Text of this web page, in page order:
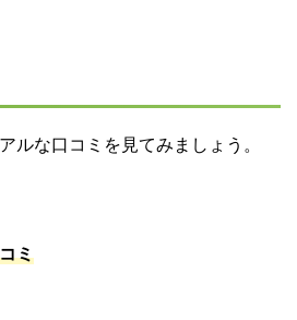
ルな口コミを見てみましょう。
ミ